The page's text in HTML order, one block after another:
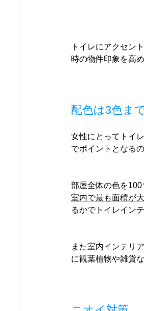
トイレにアクセン
時の物件印象を高
配色は3色ま
女性にとってトイ
でポイントとなる
部屋全体の色を
室内で最も面積が
るかでトイレイン
また室内インテリ
に観葉植物や雑貨